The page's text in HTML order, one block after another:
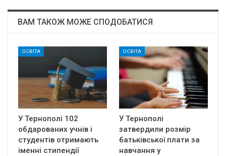
ВАМ ТАКОЖ МОЖЕ СПОДОБАТИСЯ
ОСВІТА
У Тернополі 102
обдарованих учнів і
студентів отримають
іменні стипендії
ОСВІТА
У Тернополі
затвердили розмір
батьківської плати за
навчання у